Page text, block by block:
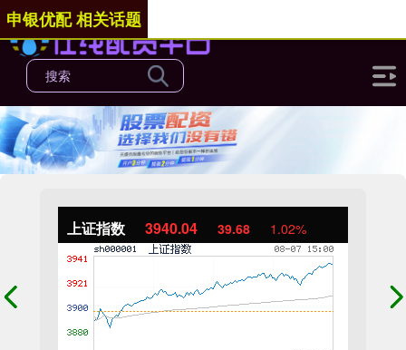
上证指数 3940.04 39.68 1.02%
申银优配 相关话题